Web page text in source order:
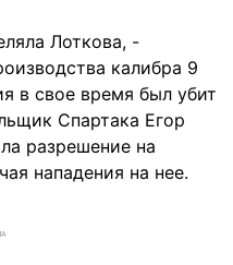
Лоткова, -
калибра 9
в свое время был убит
Спартака Егор
разрешение на
нападения на нее.